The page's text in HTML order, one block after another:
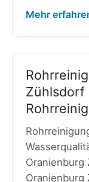
Mehr
Zühlsdorf
Oranienburg
Oranienburg